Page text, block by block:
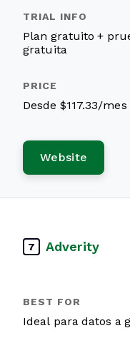
Plan gratuito +
gratuita
Desde $117.33/
Website
7 Adverity
Ideal para datos a